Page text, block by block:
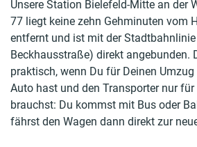
Unsere Station Bielefeld-Mitte an der
77 liegt keine zehn Gehminuten vom
entfernt und ist mit der
Beckhausstraße) direkt angebunden.
praktisch, wenn Du für Deinen
Auto hast und den Transporter nur
brauchst: Du kommst mit Bus oder
fährst den Wagen dann direkt zur